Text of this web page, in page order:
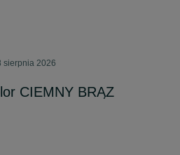
sierpnia 2026
CIEMNY BRĄZ